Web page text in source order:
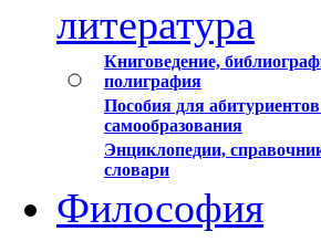
литература
Книговедение,
полиграфия
Пособия для
самообразования
Энциклопедии,
словари
Философия